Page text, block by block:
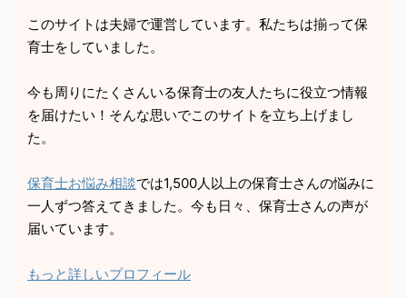
このサイトは夫婦で運営しています。私たちは揃って保
育士をしていました。
今も周りにたくさんいる保育士の友人たちに役立つ情報
を届けたい！そんな思いでこのサイトを立ち上げまし
た。
保育士お悩み相談では1,500人以上の保育士さんの悩みに
一人ずつ答えてきました。今も日々、保育士さんの声が
届いています。
もっと詳しいプロフィール